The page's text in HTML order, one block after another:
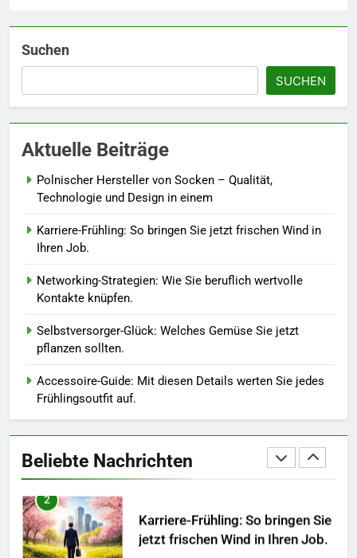
Suchen
SUCHEN
Aktuelle Beiträge
Polnischer Hersteller von Socken – Qualität,
Technologie und Design in einem
Karriere-Frühling: So bringen Sie jetzt frischen Wind in
Ihren Job.
Networking-Strategien: Wie Sie beruflich wertvolle
Kontakte knüpfen.
Selbstversorger-Glück: Welches Gemüse Sie jetzt
pflanzen sollten.
Accessoire-Guide: Mit diesen Details werten Sie jedes
Frühlingsoutfit auf.
Beliebte Nachrichten
Sie Bienen und Schmetterlinge
Berufliche Neuorientierung: Mut
zum Quereinstieg in der neuen
Saison.
LEBENSSTIL
8
So kombinieren Sie Pastelltöne
1
Socken – Qualität, Technologie
2
jetzt frischen Wind in Ihren Job.
LEBENSSTIL
3
Networking-Strategien: Wie Sie
beruflich wertvolle Kontakte